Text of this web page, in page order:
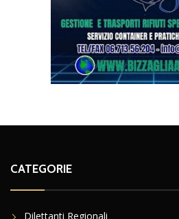
CATEGORIE
Dilettanti Regionali